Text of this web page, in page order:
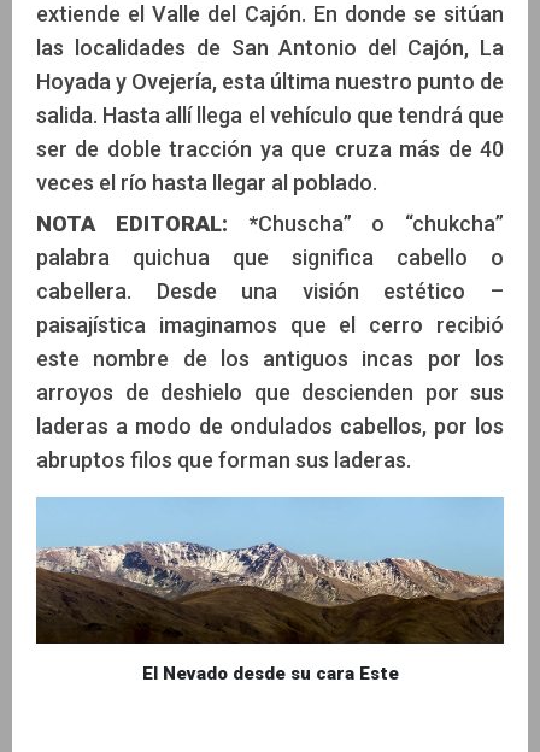
extiende el Valle del Cajón. En donde se sitúan
las localidades de San Antonio del Cajón, La
Hoyada y Ovejería, esta última nuestro punto de
salida. Hasta allí llega el vehículo que tendrá que
ser de doble tracción ya que cruza más de 40
veces el río hasta llegar al poblado.
NOTA EDITORAL: *Chuscha” o “chukcha”
palabra quichua que significa cabello o
cabellera. Desde una visión estético –
paisajística imaginamos que el cerro recibió
este nombre de los antiguos incas por los
arroyos de deshielo que descienden por sus
laderas a modo de ondulados cabellos, por los
abruptos filos que forman sus laderas.
El Nevado desde su cara Este